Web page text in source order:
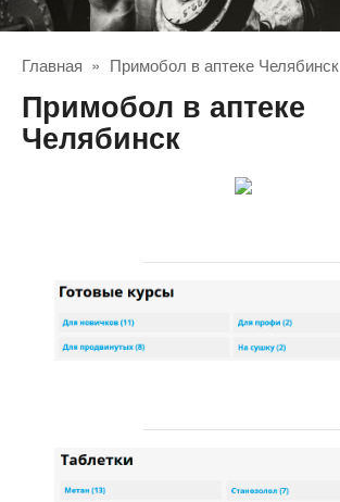
Главная » Примобол в аптеке Челябинск
Примобол в аптеке
Челябинск